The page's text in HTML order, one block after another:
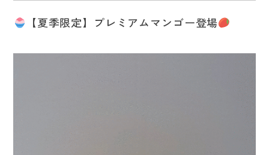
【夏季限定】プレミアムマンゴー登場